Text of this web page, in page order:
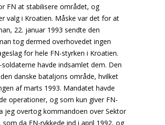
FN at stabilisere området, og
valg i Kroatien. Måske var det for at
22. januar 1993 sendte den
tog dermed overhovedet ingen
for hele FN-styrken i Kroatien.
havde indsamlet dem. Den
danske bataljons område, hvilket
af marts 1993. Mandatet havde
operationer, og som kun giver FN-
jeg overtog kommandoen over Sektor
da FN-rykkede ind i april 1992, og